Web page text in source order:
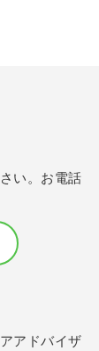
い。お電話
アドバイザ